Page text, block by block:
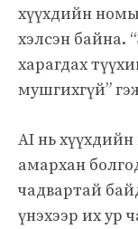
хүүхдийн
хэлсэн байна.
харагдах
мушгихгүй”
AI нь
амархан
чадвартай
үнэхээр их ур